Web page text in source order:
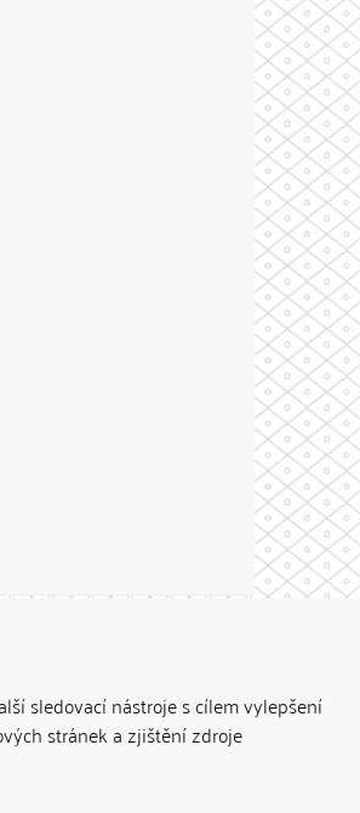
sledovací nástroje s cílem vylepšení
stránek a zjištění zdroje